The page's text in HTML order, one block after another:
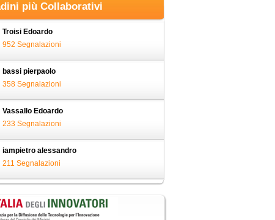
più Collaborativi
Troisi Edoardo
952 Segnalazioni
bassi pierpaolo
358 Segnalazioni
Vassallo Edoardo
233 Segnalazioni
iampietro alessandro
211 Segnalazioni